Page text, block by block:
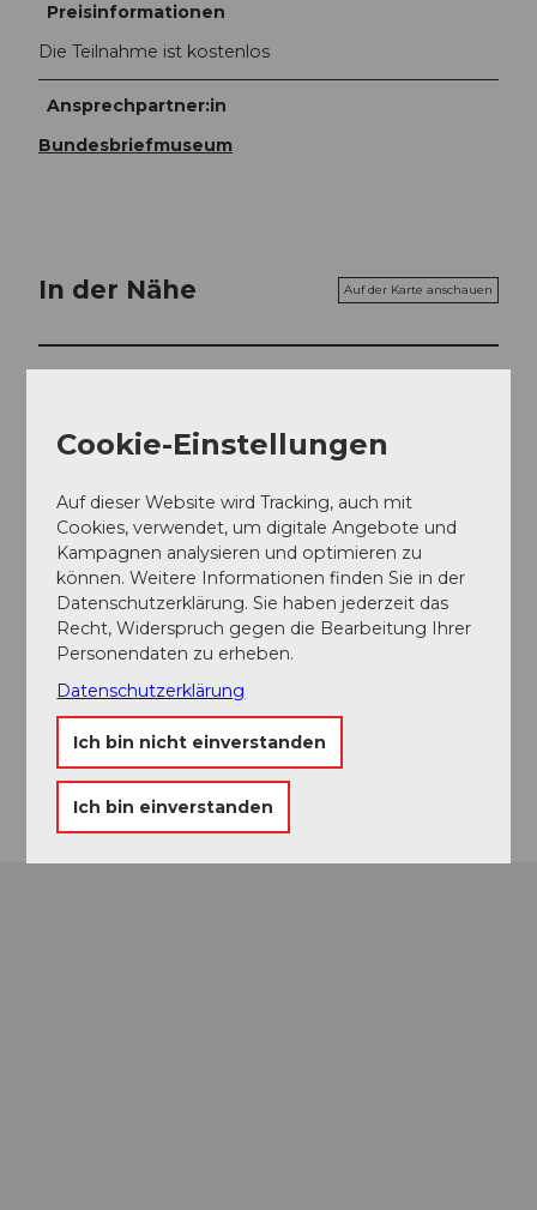
Preisinformationen
Die Teilnahme ist kostenlos
Ansprechpartner:in
Bundesbriefmuseum
In der Nähe Auf der Karte anschauen
Essen und Trinken
Veranstaltungsort
Bundesbriefmuseum
6430
Schwyz
041 819 20 64
bundesbriefmuseum@sz.ch
Anreise
Cookie-Einstellungen
Auf dieser Website wird Tracking, auch mit
Cookies, verwendet, um digitale Angebote und
Kampagnen analysieren und optimieren zu
können. Weitere Informationen finden Sie in der
Datenschutzerklärung. Sie haben jederzeit das
Recht, Widerspruch gegen die Bearbeitung Ihrer
Personendaten zu erheben.
Datenschutzerklärung
Ich bin nicht einverstanden
Ich bin einverstanden